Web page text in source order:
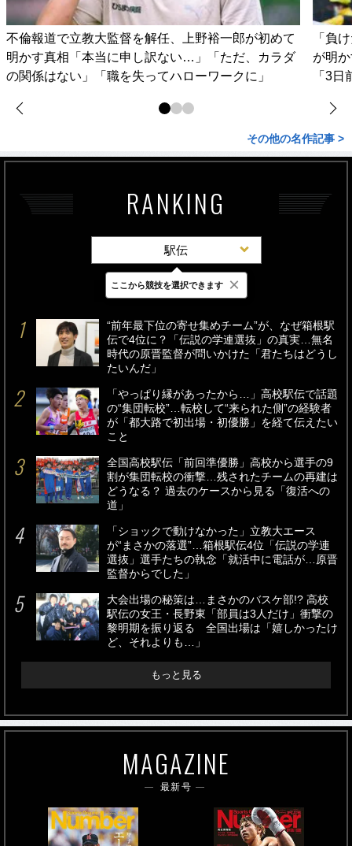
不倫報道で立教大監督を解任、上野裕一郎が初めて
明かす真相「本当に申し訳ない…」「ただ、カラダ
の関係はない」「職を失ってハローワークに」
「負
が明
「3
その他の名作記事 >
RANKING
駅伝
最新 24時間 週間
“前年最下位の寄せ集めチーム”が、なぜ箱根駅
伝で4位に？「伝説の学連選抜」の真実…無名
時代の原晋監督が問いかけた「君たちはどうし
たいんだ」
「やっぱり縁があったから…」高校駅伝で話題
の“集団転校”…転校して“来られた側”の経験者
が「都大路で初出場・初優勝」を経て伝えたい
こと
全国高校駅伝「前回準優勝」高校から選手の9
割が集団転校の衝撃…残されたチームの再建は
どうなる？ 過去のケースから見る「復活への
道」
「ショックで動けなかった」立教大エース
が“まさかの落選”…箱根駅伝4位「伝説の学連
選抜」選手たちの執念「就活中に電話が…原晋
監督からでした」
大会出場の秘策は…まさかのバスケ部!? 高校
駅伝の女王・長野東「部員は3人だけ」衝撃の
黎明期を振り返る 全国出場は「嬉しかったけ
ど、それよりも…」
もっと見る
MAGAZINE
最新号
ここから競技を選択できます ×